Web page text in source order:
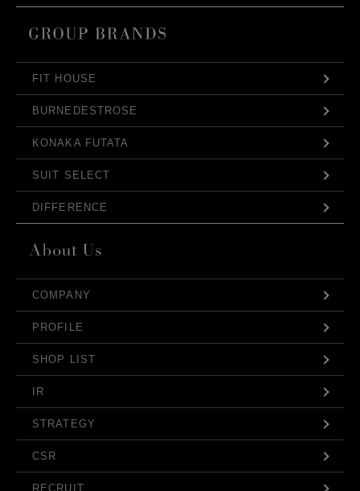
FIT HOUSE
BURNEDESTROSE
KONAKA FUTATA
SUIT SELECT
DIFFERENCE
COMPANY
PROFILE
SHOP LIST
IR
STRATEGY
CSR
RECRUIT